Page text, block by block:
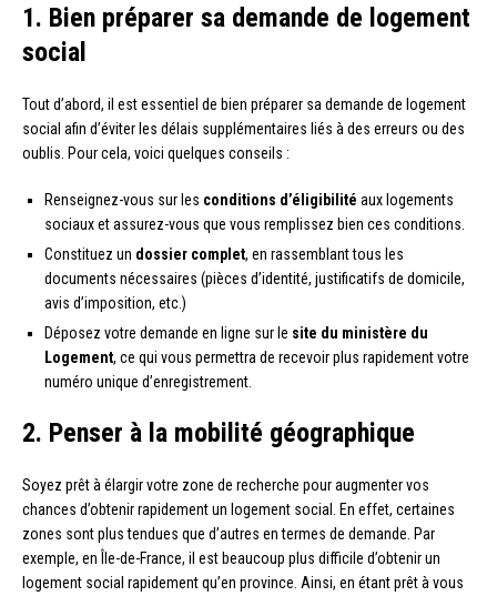
1. Bien préparer sa demande de logement
social
Tout d’abord, il est essentiel de bien préparer sa demande de logement
social afin d’éviter les délais supplémentaires liés à des erreurs ou des
oublis. Pour cela, voici quelques conseils :
Renseignez-vous sur les conditions d’éligibilité aux logements
sociaux et assurez-vous que vous remplissez bien ces conditions.
Constituez un dossier complet, en rassemblant tous les
documents nécessaires (pièces d’identité, justificatifs de domicile,
avis d’imposition, etc.)
Déposez votre demande en ligne sur le site du ministère du
Logement, ce qui vous permettra de recevoir plus rapidement votre
numéro unique d’enregistrement.
2. Penser à la mobilité géographique
Soyez prêt à élargir votre zone de recherche pour augmenter vos
chances d’obtenir rapidement un logement social. En effet, certaines
zones sont plus tendues que d’autres en termes de demande. Par
exemple, en Île-de-France, il est beaucoup plus difficile d’obtenir un
logement social rapidement qu’en province. Ainsi, en étant prêt à vous